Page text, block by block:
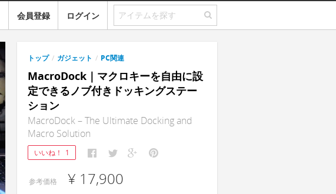
会員登録 ログイン
トップ / ガジェット / PC関連
MacroDock｜マクロキーを自由に設
定できるノブ付きドッキングステー
ション
MacroDock – The Ultimate Docking and
Macro Solution
いいね！ 1
参考価格 ¥ 17,900